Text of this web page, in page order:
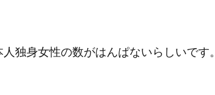
独身女性の数がはんぱないらしいです。